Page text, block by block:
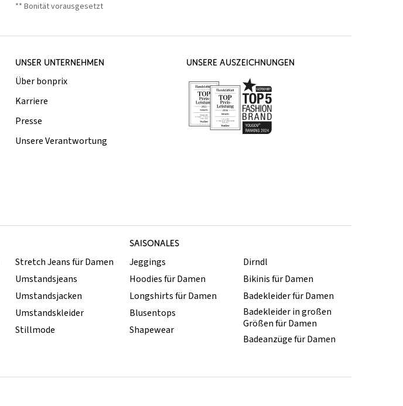
** Bonität vorausgesetzt
UNSER UNTERNEHMEN
Über bonprix
Karriere
Presse
Unsere Verantwortung
UNSERE AUSZEICHNUNGEN
SAISONALES
Stretch Jeans für Damen
Umstandsjeans
Umstandsjacken
Umstandskleider
Stillmode
Jeggings
Hoodies für Damen
Longshirts für Damen
Blusentops
Shapewear
Dirndl
Bikinis für Damen
Badekleider für Damen
Badekleider in großen
Größen für Damen
Badeanzüge für Damen